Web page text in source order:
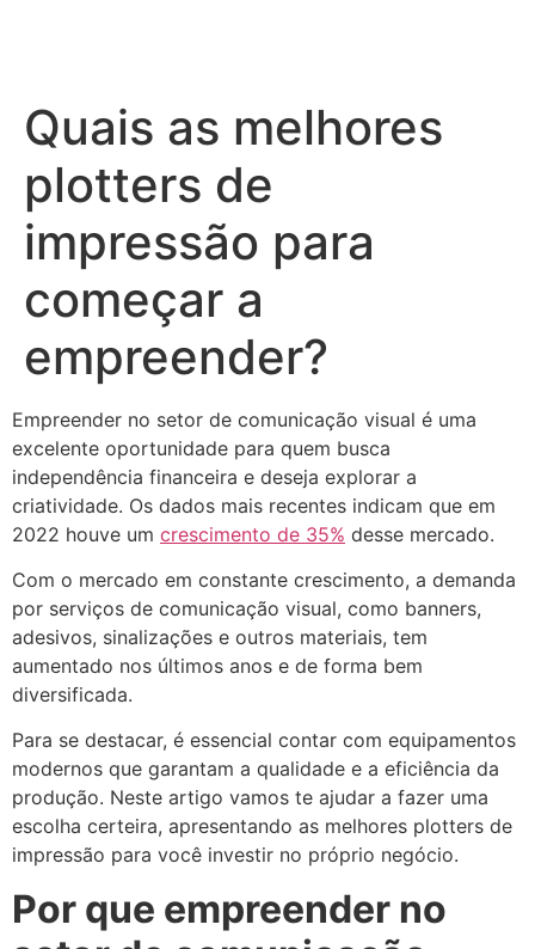
Quais as melhores
plotters de
impressão para
começar a
empreender?
Empreender no setor de comunicação visual é uma
excelente oportunidade para quem busca
independência financeira e deseja explorar a
criatividade. Os dados mais recentes indicam que em
2022 houve um crescimento de 35% desse mercado.
Com o mercado em constante crescimento, a demanda
por serviços de comunicação visual, como banners,
adesivos, sinalizações e outros materiais, tem
aumentado nos últimos anos e de forma bem
diversificada.
Para se destacar, é essencial contar com equipamentos
modernos que garantam a qualidade e a eficiência da
produção. Neste artigo vamos te ajudar a fazer uma
escolha certeira, apresentando as melhores plotters de
impressão para você investir no próprio negócio.
Por que empreender no